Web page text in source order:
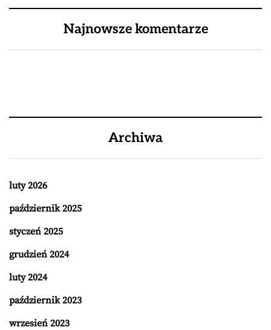
Najnowsze komentarze
Archiwa
luty 2026
październik 2025
styczeń 2025
grudzień 2024
luty 2024
październik 2023
wrzesień 2023